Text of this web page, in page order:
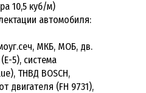
10,5 куб/м)
автомобиля:
МКБ, МОБ, дв.
5), система
ТНВД BOSCH,
двигателя (FH 9731),